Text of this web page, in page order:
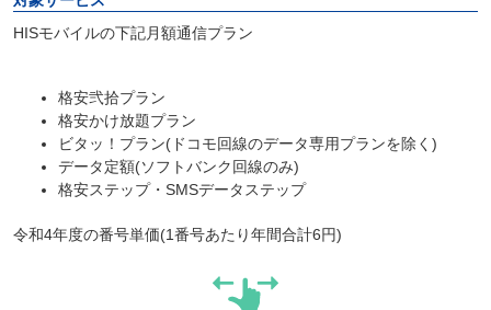
HISモバイルの下記月額通信プラン
格安弐拾プラン
格安かけ放題プラン
ビタッ！プラン(ドコモ回線のデータ専用プランを除く)
データ定額(ソフトバンク回線のみ)
格安ステップ・SMSデータステップ
令和4年度の番号単価(1番号あたり年間合計6円)